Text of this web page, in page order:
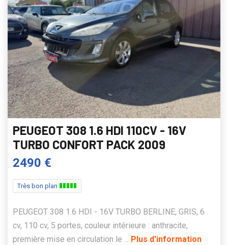
PEUGEOT 308 1.6 HDI 110CV - 16V
TURBO CONFORT PACK 2009
2490 €
Très bon plan
PEUGEOT 308 1.6 HDI - 16V TURBO BERLINE, GRIS, 6
cv, 110 cv, 5 portes, couleur intérieure : anthracite,
première mise en circulation le ... Plus d'information